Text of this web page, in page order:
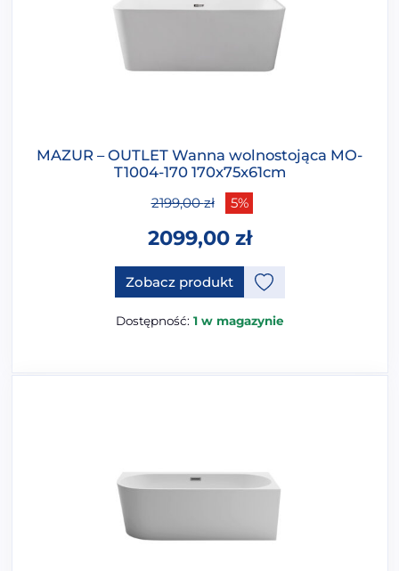
MAZUR – OUTLET Wanna wolnostojąca MO-
T1004-170 170x75x61cm
2199,00zł 5%
2099,00 zł
Zobacz produkt
Dostępność: 1 w magazynie